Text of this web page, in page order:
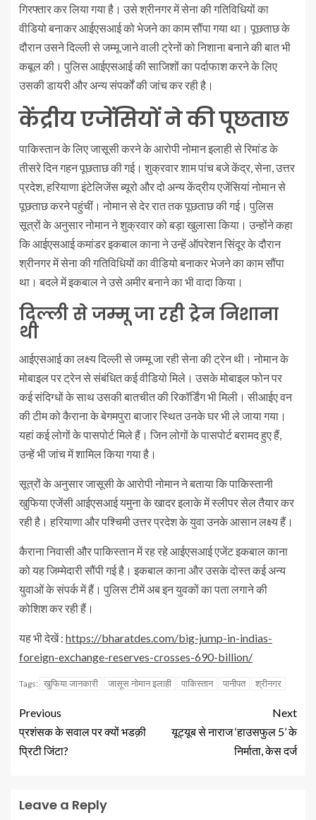
गिरफ्तार कर लिया गया है। उसे श्रीनगर में सेना की गतिविधियों का
वीडियो बनाकर आईएसआई को भेजने का काम सौंपा गया था। पूछताछ के
दौरान उसने दिल्ली से जम्मू जाने वाली ट्रेनों को निशाना बनाने की बात भी
कबूल की। पुलिस आईएसआई की साजिशों का पर्दाफाश करने के लिए
उसकी डायरी और अन्य संपर्कों की जांच कर रही है।
केंद्रीय एजेंसियों ने की पूछताछ
पाकिस्तान के लिए जासूसी करने के आरोपी नोमान इलाही से रिमांड के
तीसरे दिन गहन पूछताछ की गई। शुक्रवार शाम पांच बजे केंद्र, सेना, उत्तर
प्रदेश, हरियाणा इंटेलिजेंस ब्यूरो और दो अन्य केंद्रीय एजेंसियां नोमान से
पूछताछ करने पहुंचीं। नोमान से देर रात तक पूछताछ की गई। पुलिस
सूत्रों के अनुसार नोमान ने शुक्रवार को बड़ा खुलासा किया। उन्होंने कहा
कि आईएसआई कमांडर इकबाल काना ने उन्हें ऑपरेशन सिंदूर के दौरान
श्रीनगर में सेना की गतिविधियों का वीडियो बनाकर भेजने का काम सौंपा
था। बदले में इकबाल ने उसे अमीर बनाने का भी वादा किया।
दिल्ली से जम्मू जा रही ट्रेन निशाना
थी
आईएसआई का लक्ष्य दिल्ली से जम्मू जा रही सेना की ट्रेन थी। नोमान के
मोबाइल पर ट्रेन से संबंधित कई वीडियो मिले। उसके मोबाइल फोन पर
कई संदिग्धों के साथ उसकी बातचीत की रिकॉर्डिंग भी मिली। सीआईए वन
की टीम को कैराना के बेगमपुरा बाजार स्थित उनके घर भी ले जाया गया।
यहां कई लोगों के पासपोर्ट मिले हैं। जिन लोगों के पासपोर्ट बरामद हुए हैं,
उन्हें भी जांच में शामिल किया गया है।
सूत्रों के अनुसार जासूसी के आरोपी नोमान ने बताया कि पाकिस्तानी
खुफिया एजेंसी आईएसआई यमुना के खादर इलाके में स्लीपर सेल तैयार कर
रही है। हरियाणा और पश्चिमी उत्तर प्रदेश के युवा उनके आसान लक्ष्य हैं।
कैराना निवासी और पाकिस्तान में रह रहे आईएसआई एजेंट इकबाल काना
को यह जिम्मेदारी सौंपी गई है। इकबाल काना और उसके दोस्त कई अन्य
युवाओं के संपर्क में हैं। पुलिस टीमें अब इन युवकों का पता लगाने की
कोशिश कर रही हैं।
यह भी देखें : https://bharatdes.com/big-jump-in-indias-
foreign-exchange-reserves-crosses-690-billion/
Tags: खुफिया जानकारी जासूस नोमान इलाही पाकिस्तान पानीपत श्रीनगर
Previous
प्रशंसक के सवाल पर क्यों भडक़ी
प्रिटी जिंटा?
Next
यूट्यूब से नाराज ‘हाउसफुल 5’ के
निर्माता, केस दर्ज
Leave a Reply